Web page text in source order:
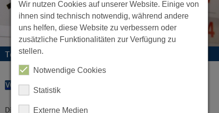
Termine und Veranstaltungen
VORLESEN
Diese Veranstaltung existiert nicht.
Wir nutzen Cookies auf unserer Website. Einige von
ihnen sind technisch notwendig, während andere
uns helfen, diese Website zu verbessern oder
zusätzliche Funktionalitäten zur Verfügung zu
stellen.
Notwendige Cookies
Statistik
Externe Medien